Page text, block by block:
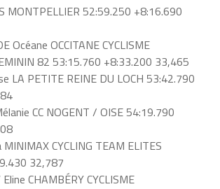
MONTPELLIER 52:59.250 +8:16.690
Océane OCCITANE CYCLISME
82 53:15.760 +8:33.200 33,465
LA PETITE REINE DU LOCH 53:42.790
CC NOGENT / OISE 54:19.790
CYCLING TEAM ELITES
32,787
CHAMBÉRY CYCLISME